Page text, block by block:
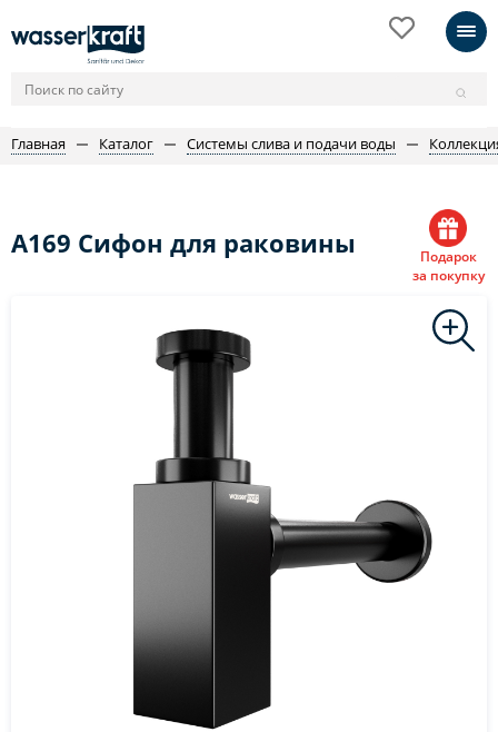
Главная Каталог Системы слива и подачи воды
A169 Сифон для раковины
Подарок
за покупку